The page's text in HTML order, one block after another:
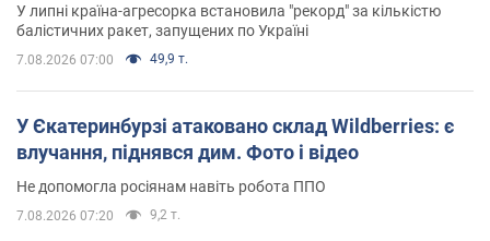
У липні країна-агресорка встановила "рекорд" за кількістю
балістичних ракет, запущених по Україні
7.08.2026 07:00 49,9 т.
У Єкатеринбурзі атаковано склад Wildberries: є
влучання, піднявся дим. Фото і відео
Не допомогла росіянам навіть робота ППО
7.08.2026 07:20 9,2 т.